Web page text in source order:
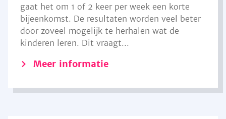
gaat het om 1 of 2 keer per week een korte
bijeenkomst. De resultaten worden veel beter
door zoveel mogelijk te herhalen wat de
kinderen leren. Dit vraagt...
Meer informatie